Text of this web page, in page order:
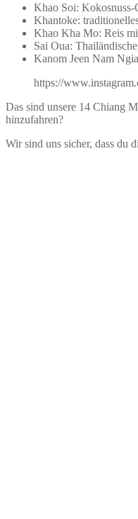
Khao Soi:
Khantoke:
Khao Kha Mo: Reis
Sai Oua:
Kanom Jeen Nam
https://
Das sind unsere 14 Chiang
hinzufahren?
Wir sind uns sicher, dass du